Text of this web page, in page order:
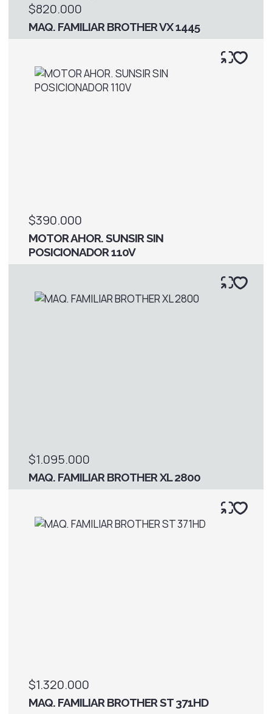
$820.000
MAQ. FAMILIAR BROTHER VX 1445
$390.000
MOTOR AHOR. SUNSIR SIN
POSICIONADOR 110V
$1.095.000
MAQ. FAMILIAR BROTHER XL 2800
$1.320.000
MAQ. FAMILIAR BROTHER ST 371HD